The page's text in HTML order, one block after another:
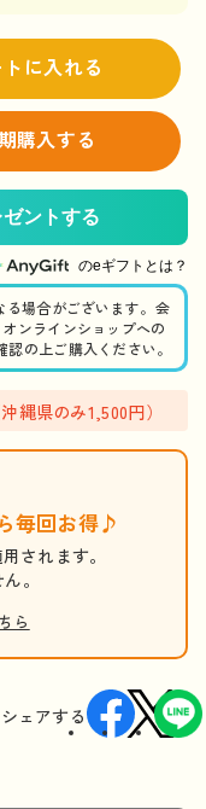
に入れる
購入する
のeギフトとは？
場合がございます。会
ンラインショップへの
の上ご購入ください。
縄県のみ1,500円）
毎回お得♪
されます。
。
ら
シェアする